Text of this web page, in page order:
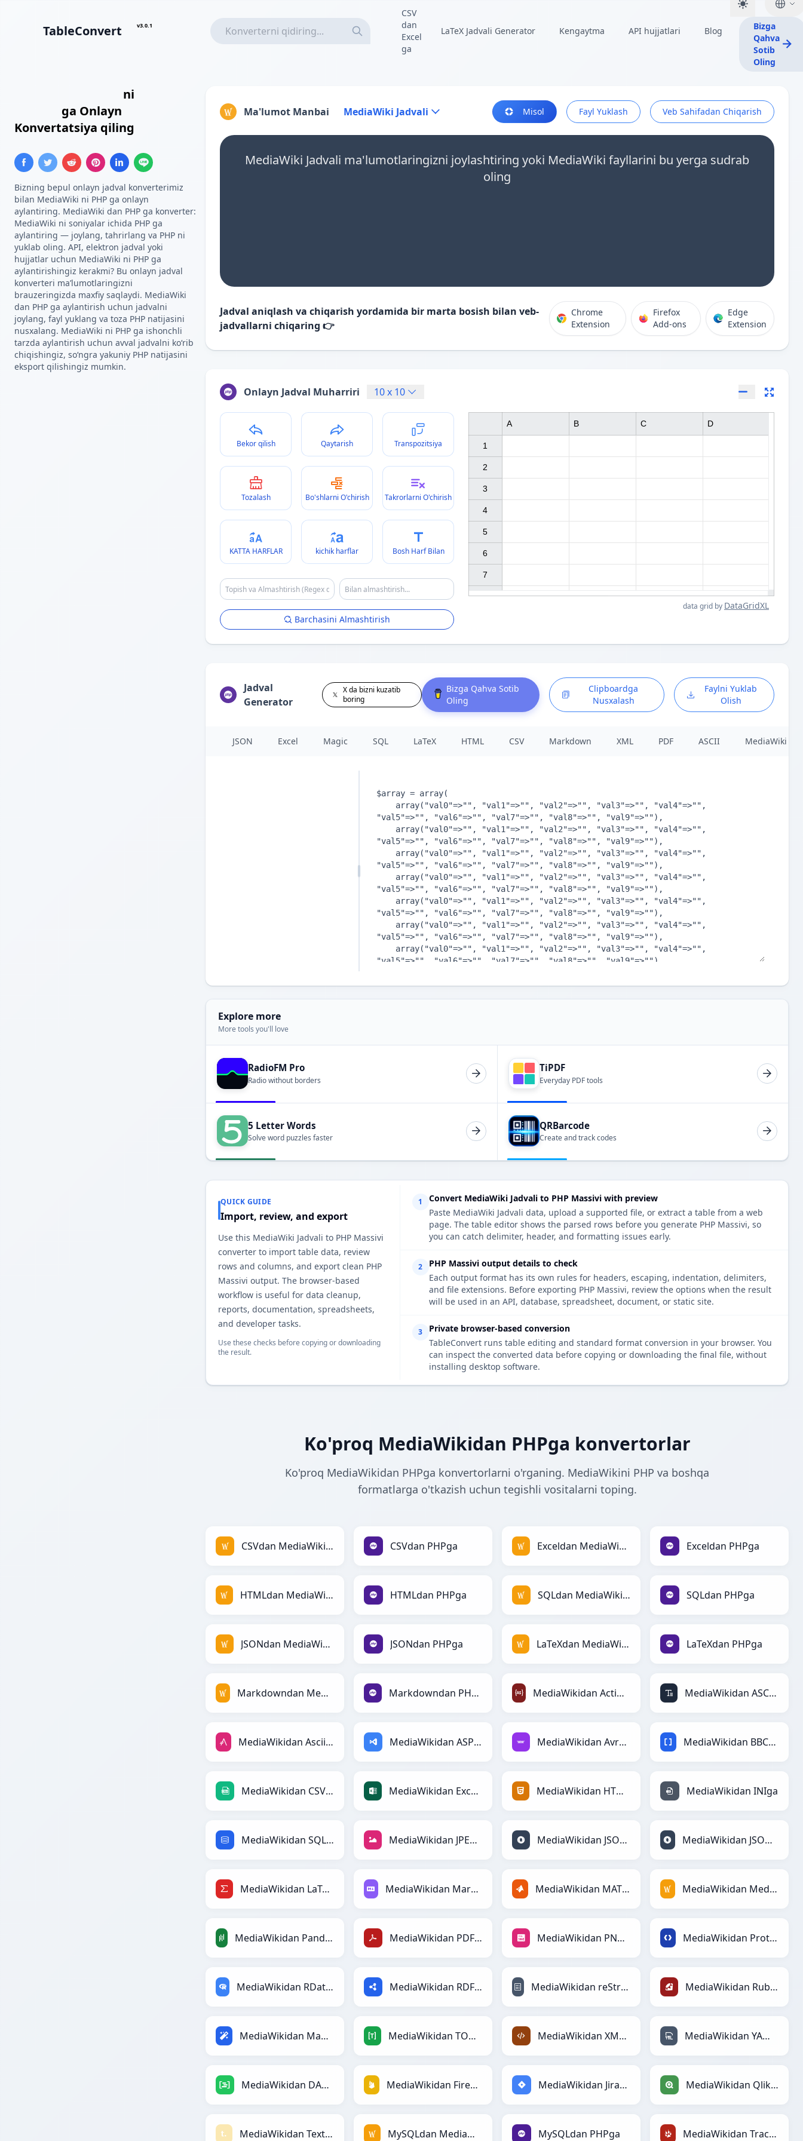
TableConvert v3.0.1
CSV
dan
Excel
ga
LaTeX Jadvali Generator Kengaytma API hujjatlari Blog
Bizga
Qahva
Sotib
Oling
ni
ga Onlayn
Konvertatsiya qiling
Bizning bepul onlayn jadval konverterimiz
bilan MediaWiki ni PHP ga onlayn
aylantiring. MediaWiki dan PHP ga konverter:
MediaWiki ni soniyalar ichida PHP ga
aylantiring — joylang, tahrirlang va PHP ni
yuklab oling. API, elektron jadval yoki
hujjatlar uchun MediaWiki ni PHP ga
aylantirishingiz kerakmi? Bu onlayn jadval
konverteri maʼlumotlaringizni
brauzeringizda maxfiy saqlaydi. MediaWiki
dan PHP ga aylantirish uchun jadvalni
joylang, fayl yuklang va toza PHP natijasini
nusxalang. MediaWiki ni PHP ga ishonchli
tarzda aylantirish uchun avval jadvalni koʻrib
chiqishingiz, soʻngra yakuniy PHP natijasini
eksport qilishingiz mumkin.
Ma'lumot Manbai MediaWiki Jadvali Misol Fayl Yuklash Veb Sahifadan Chiqarish
MediaWiki Jadvali ma'lumotlaringizni joylashtiring yoki MediaWiki fayllarini bu yerga sudrab
oling
Jadval aniqlash va chiqarish yordamida bir marta bosish bilan veb-
jadvallarni chiqaring 👉
Chrome
Extension
Firefox
Add-ons
Edge
Extension
Onlayn Jadval Muharriri 10x 10
Bekor qilish Qaytarish Transpozitsiya
Tozalash Bo'shlarni O'chirish Takrorlarni O'chirish
KATTA HARFLAR kichik harflar Bosh Harf Bilan
Barchasini Almashtirish
data grid by DataGridXL
1
2
3
4
5
6
7
A B C D
Jadval
Generator
X da bizni kuzatib
boring
Bizga Qahva Sotib
Oling
Clipboardga
Nusxalash
Faylni Yuklab
Olish
JSON Excel Magic SQL LaTeX HTML CSV Markdown XML PDF ASCII MediaWiki
Explore more
More tools you'll love
RadioFM Pro
Radio without borders
TiPDF
Everyday PDF tools
5 Letter Words
Solve word puzzles faster
QRBarcode
Create and track codes
QUICK GUIDE
Import, review, and export
Use this MediaWiki Jadvali to PHP Massivi
converter to import table data, review
rows and columns, and export clean PHP
Massivi output. The browser-based
workflow is useful for data cleanup,
reports, documentation, spreadsheets,
and developer tasks.
Use these checks before copying or downloading
the result.
1
Convert MediaWiki Jadvali to PHP Massivi with preview
Paste MediaWiki Jadvali data, upload a supported file, or extract a table from a web
page. The table editor shows the parsed rows before you generate PHP Massivi, so
you can catch delimiter, header, and formatting issues early.
2
PHP Massivi output details to check
Each output format has its own rules for headers, escaping, indentation, delimiters,
and file extensions. Before exporting PHP Massivi, review the options when the result
will be used in an API, database, spreadsheet, document, or static site.
3
Private browser-based conversion
TableConvert runs table editing and standard format conversion in your browser. You
can inspect the converted data before copying or downloading the final file, without
installing desktop software.
Ko'proq MediaWikidan PHPga konvertorlar
Ko'proq MediaWikidan PHPga konvertorlarni o'rganing. MediaWikini PHP va boshqa
formatlarga o'tkazish uchun tegishli vositalarni toping.
CSVdan MediaWikiga CSVdan PHPga Exceldan MediaWikiga Exceldan PHPga
HTMLdan MediaWikiga HTMLdan PHPga SQLdan MediaWikiga SQLdan PHPga
JSONdan MediaWikiga JSONdan PHPga LaTeXdan MediaWikiga LaTeXdan PHPga
Markdowndan MediaWikiga Markdowndan PHPga MediaWikidan ActionScriptga MediaWikidan ASCIIga
MediaWikidan AsciiDocga MediaWikidan ASPga MediaWikidan Avroga MediaWikidan BBCodega
MediaWikidan CSVga MediaWikidan Excelga MediaWikidan HTMLga MediaWikidan INIga
MediaWikidan SQLga MediaWikidan JPEGga MediaWikidan JSONga MediaWikidan JSONLinesga
MediaWikidan LaTeXga MediaWikidan Markdownga MediaWikidan MATLABga MediaWikidan MediaWikiga
MediaWikidan PandasDataFramega MediaWikidan PDFga MediaWikidan PNGga MediaWikidan Protobufga
MediaWikidan RDataFramega MediaWikidan RDFga MediaWikidan reStructuredTextga MediaWikidan Rubyga
MediaWikidan Magicga MediaWikidan TOMLga MediaWikidan XMLga MediaWikidan YAMLga
MediaWikidan DAXga MediaWikidan Firebasega MediaWikidan Jiraga MediaWikidan Qlikga
MediaWikidan Textilega MySQLdan MediaWikiga MySQLdan PHPga MediaWikidan TracWikiga